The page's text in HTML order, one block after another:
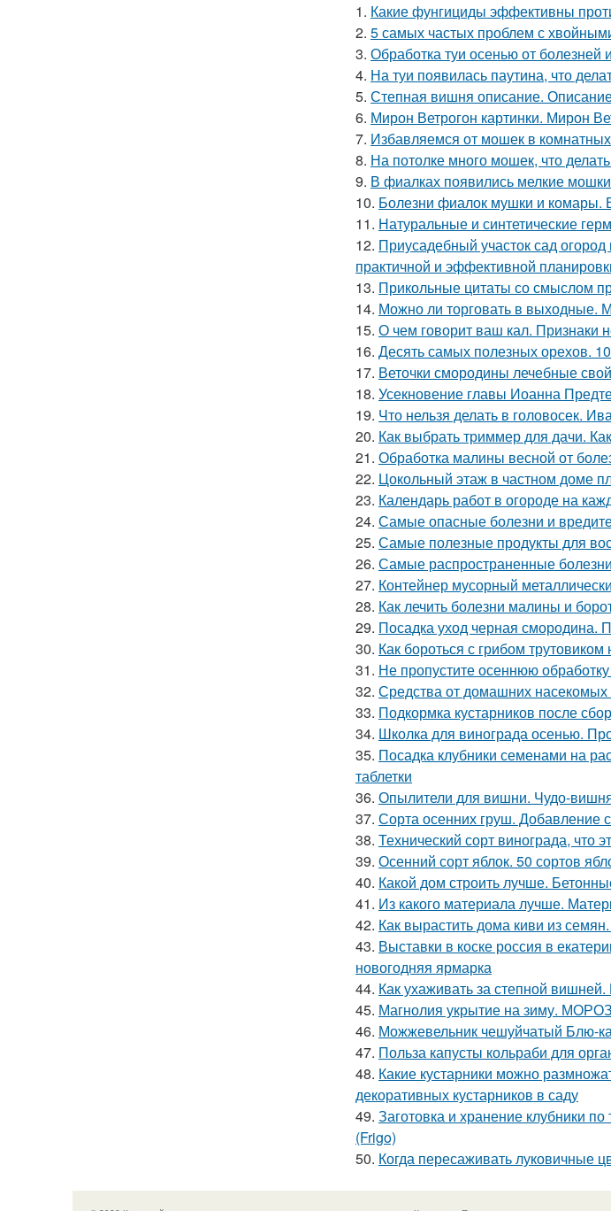
1. Какие фунгициды эффективны
2. 5 самых частых проблем с
3. Обработка туи осенью от болезней
4. На туи появилась паутина, что
5. Степная вишня описание.
6. Мирон Ветрогон картинки. Мирон
7. Избавляемся от мошек в
8. На потолке много мошек, что
9. В фиалках появились мелкие
10. Болезни фиалок мушки и комары.
11. Натуральные и синтетические
12. Приусадебный участок сад
практичной и эффективной
13. Прикольные цитаты со смыслом
14. Можно ли торговать в выходные.
15. О чем говорит ваш кал. Признаки
16. Десять самых полезных орехов.
17. Веточки смородины лечебные
18. Усекновение главы Иоанна
19. Что нельзя делать в головосек.
20. Как выбрать триммер для дачи.
21. Обработка малины весной от
22. Цокольный этаж в частном доме
23. Календарь работ в огороде на
24. Самые опасные болезни и
25. Самые полезные продукты для
26. Самые распространенные
27. Контейнер мусорный
28. Как лечить болезни малины и
29. Посадка уход черная смородина.
30. Как бороться с грибом
31. Не пропустите осеннюю
32. Средства от домашних
33. Подкормка кустарников после
34. Школка для винограда осенью.
35. Посадка клубники семенами на
таблетки
36. Опылители для вишни. Чудо-
37. Сорта осенних груш. Добавление
38. Технический сорт винограда, что
39. Осенний сорт яблок. 50 сортов
40. Какой дом строить лучше.
41. Из какого материала лучше.
42. Как вырастить дома киви из
43. Выставки в коске россия в
новогодняя ярмарка
44. Как ухаживать за степной
45. Магнолия укрытие на зиму.
46. Можжевельник чешуйчатый Блю-
47. Польза капусты кольраби для
48. Какие кустарники можно
декоративных кустарников в саду
49. Заготовка и хранение клубники
(Frigo)
50. Когда пересаживать луковичные